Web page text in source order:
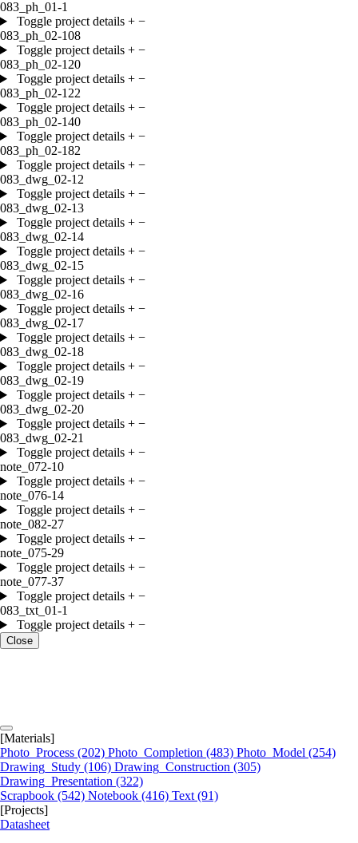
083_ph_01-1
Toggle project details + −
083_ph_02-108
Toggle project details + −
083_ph_02-120
Toggle project details + −
083_ph_02-122
Toggle project details + −
083_ph_02-140
Toggle project details + −
083_ph_02-182
Toggle project details + −
083_dwg_02-12
Toggle project details + −
083_dwg_02-13
Toggle project details + −
083_dwg_02-14
Toggle project details + −
083_dwg_02-15
Toggle project details + −
083_dwg_02-16
Toggle project details + −
083_dwg_02-17
Toggle project details + −
083_dwg_02-18
Toggle project details + −
083_dwg_02-19
Toggle project details + −
083_dwg_02-20
Toggle project details + −
083_dwg_02-21
Toggle project details + −
note_072-10
Toggle project details + −
note_076-14
Toggle project details + −
note_082-27
Toggle project details + −
note_075-29
Toggle project details + −
note_077-37
Toggle project details + −
083_txt_01-1
Toggle project details + −
Close
[Materials]
Photo_Process (202) Photo_Completion (483) Photo_Model (254)
Drawing_Study (106) Drawing_Construction (305)
Drawing_Presentation (322)
Scrapbook (542) Notebook (416) Text (91)
[Projects]
Datasheet